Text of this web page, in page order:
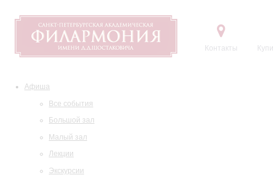
Контакты
Афиша
Все события
Большой зал
Малый зал
Лекции
Экскурсии